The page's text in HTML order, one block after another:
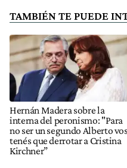
TAMBIÉN TE PUEDE
Hernán Madera sobre la
interna del peronismo: "Para
no ser un segundo Alberto
tenés que derrotar a Cristina
Kirchner”